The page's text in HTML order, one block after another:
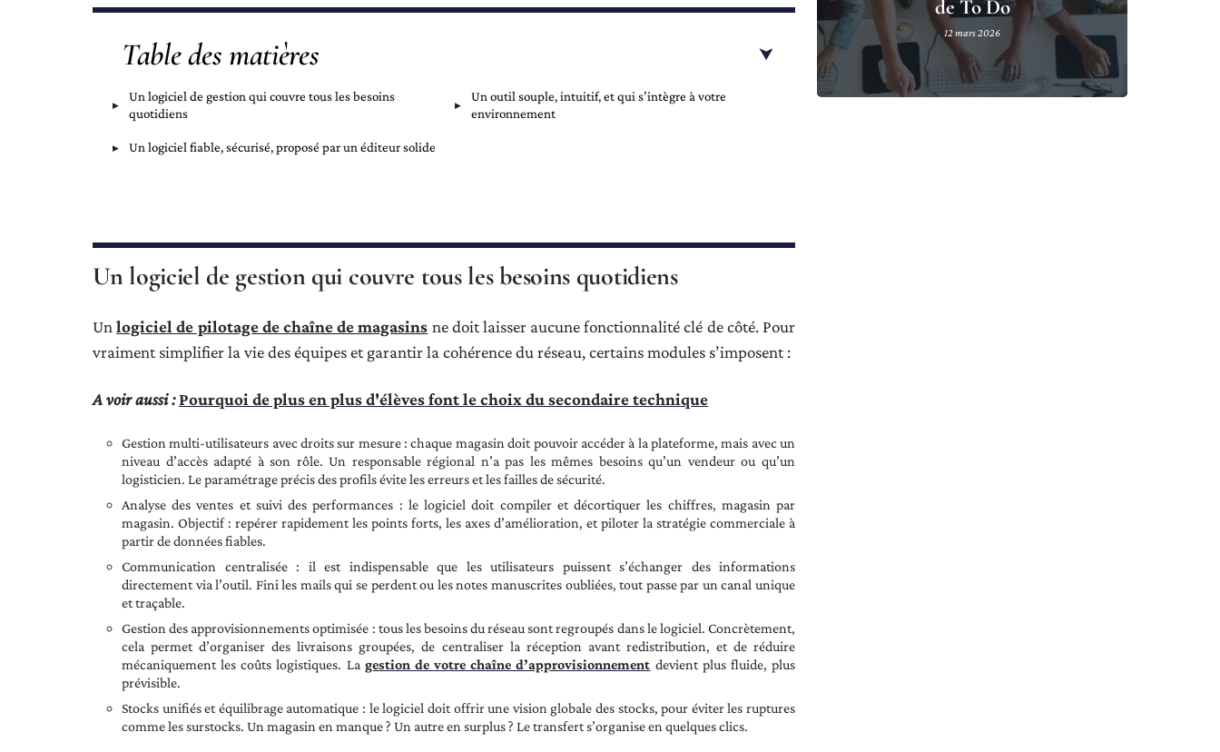
Table des matières
Un logiciel de gestion qui couvre tous les besoins
quotidiens
Un outil souple, intuitif, et qui s’intègre à votre
environnement
Un logiciel fiable, sécurisé, proposé par un éditeur solide
Un logiciel de gestion qui couvre tous les besoins quotidiens
Unlogiciel de pilotage de chaîne de magasins ne doit laisser aucune fonctionnalité clé de côté. Pour
vraiment simplifier la vie des équipes et garantir la cohérence du réseau, certains modules s’imposent :
A voir aussi :Pourquoi de plus en plus d'élèves font le choix du secondaire technique
Gestion multi-utilisateurs avec droits sur mesure : chaque magasin doit pouvoir accéder à la plateforme, mais avec un
niveau d’accès adapté à son rôle. Un responsable régional n’a pas les mêmes besoins qu’un vendeur ou qu’un
logisticien. Le paramétrage précis des profils évite les erreurs et les failles de sécurité.
Analyse des ventes et suivi des performances : le logiciel doit compiler et décortiquer les chiffres, magasin par
magasin. Objectif : repérer rapidement les points forts, les axes d’amélioration, et piloter la stratégie commerciale à
partir de données fiables.
Communication centralisée : il est indispensable que les utilisateurs puissent s’échanger des informations
directement via l’outil. Fini les mails qui se perdent ou les notes manuscrites oubliées, tout passe par un canal unique
et traçable.
Gestion des approvisionnements optimisée : tous les besoins du réseau sont regroupés dans le logiciel. Concrètement,
cela permet d’organiser des livraisons groupées, de centraliser la réception avant redistribution, et de réduire
mécaniquement les coûts logistiques. La gestion de votre chaîne d’approvisionnement devient plus fluide, plus
prévisible.
Stocks unifiés et équilibrage automatique : le logiciel doit offrir une vision globale des stocks, pour éviter les ruptures
comme les surstocks. Un magasin en manque ? Un autre en surplus ? Le transfert s’organise en quelques clics.
de To Do
12 mars 2026